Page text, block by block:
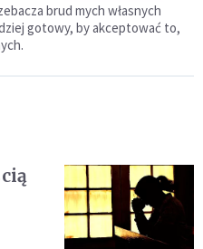
brud mych własnych
gotowy, by akceptować to,